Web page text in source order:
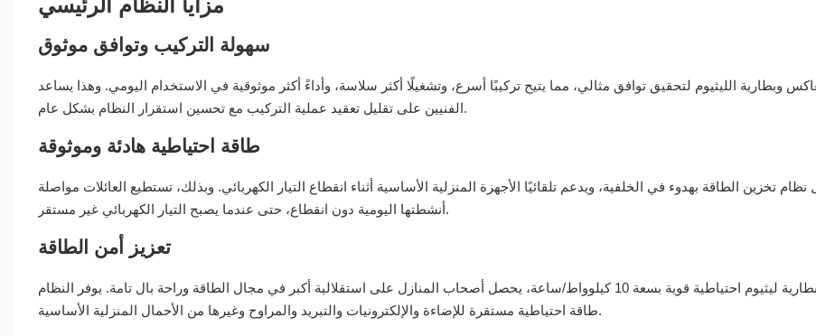
سهولة التركيب وتوافق موثوق
وبطارية الليثيوم لتحقيق توافق مثالي، مما يتيح تركيبًا أسرع، وتشغيلًا أكثر سلاسة، وأداءً أكثر موثوقية في الاستخدام اليومي. وهذا يساعد
الفنيين على تقليل تعقيد عملية التركيب مع تحسين استقرار النظام بشكل عام.
طاقة احتياطية هادئة وموثوقة
نظام تخزين الطاقة بهدوء في الخلفية، ويدعم تلقائيًا الأجهزة المنزلية الأساسية أثناء انقطاع التيار الكهربائي. وبذلك، تستطيع العائلات مواصلة
أنشطتها اليومية دون انقطاع، حتى عندما يصبح التيار الكهربائي غير مستقر.
تعزيز أمن الطاقة
بفضل بطارية ليثيوم احتياطية قوية بسعة 10 كيلوواط/ساعة، يحصل أصحاب المنازل على استقلالية أكبر في مجال الطاقة وراحة بال تامة. يوفر النظام
طاقة احتياطية مستقرة للإضاءة والإلكترونيات والتبريد والمراوح وغيرها من الأحمال المنزلية الأساسية.